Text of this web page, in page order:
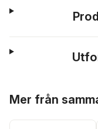
Mer från